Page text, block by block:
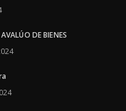
DE BIENES